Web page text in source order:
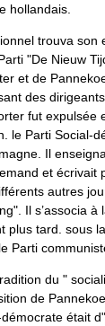
hollandais.
trouva son
"De Nieuw
et de
des
fut expulsée
le Parti Social-
Il
et écrivait
autres
Il s’associa
plus tard. sous
Parti
du "
de
était